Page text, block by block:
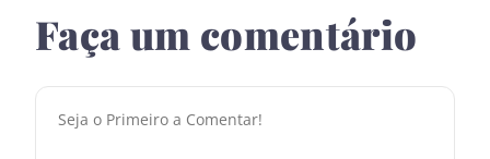
Faça um comentário